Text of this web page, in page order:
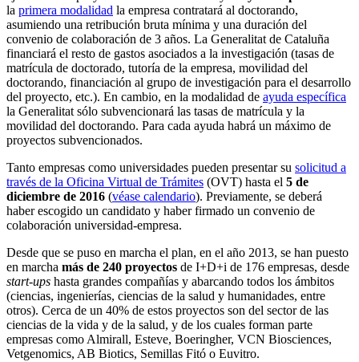
la primera modalidad la empresa contratará al doctorando,
asumiendo una retribución bruta mínima y una duración del
convenio de colaboración de 3 años. La Generalitat de Cataluña
financiará el resto de gastos asociados a la investigación (tasas de
matrícula de doctorado, tutoría de la empresa, movilidad del
doctorando, financiación al grupo de investigación para el desarrollo
del proyecto, etc.). En cambio, en la modalidad de ayuda específica
la Generalitat sólo subvencionará las tasas de matrícula y la
movilidad del doctorando. Para cada ayuda habrá un máximo de
proyectos subvencionados.
Tanto empresas como universidades pueden presentar su solicitud a
través de la Oficina Virtual de Trámites (OVT) hasta el 5 de
diciembre de 2016 (véase calendario). Previamente, se deberá
haber escogido un candidato y haber firmado un convenio de
colaboración universidad-empresa.
Desde que se puso en marcha el plan, en el año 2013, se han puesto
en marcha más de 240 proyectos de I+D+i de 176 empresas, desde
start-ups hasta grandes compañías y abarcando todos los ámbitos
(ciencias, ingenierías, ciencias de la salud y humanidades, entre
otros). Cerca de un 40% de estos proyectos son del sector de las
ciencias de la vida y de la salud, y de los cuales forman parte
empresas como Almirall, Esteve, Boeringher, VCN Biosciences,
Vetgenomics, AB Biotics, Semillas Fitó o Euvitro.